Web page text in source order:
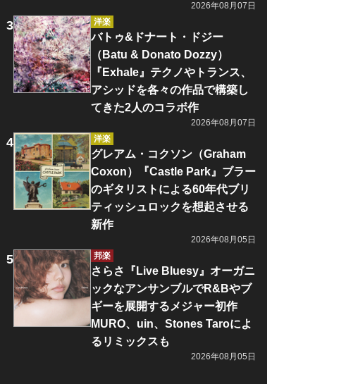
2026年08月07日
洋楽
バトゥ&ドナート・ドジー
（Batu & Donato Dozzy）
『Exhale』テクノやトランス、
アシッドを各々の作品で構築し
てきた2人のコラボ作
2026年08月07日
洋楽
グレアム・コクソン（Graham
Coxon）『Castle Park』ブラー
のギタリストによる60年代ブリ
ティッシュロックを想起させる
新作
2026年08月05日
邦楽
さらさ『Live Bluesy』オーガニ
ックなアンサンブルでR&Bやブ
ギーを展開するメジャー初作
MURO、uin、Stones Taroによ
るリミックスも
2026年08月05日